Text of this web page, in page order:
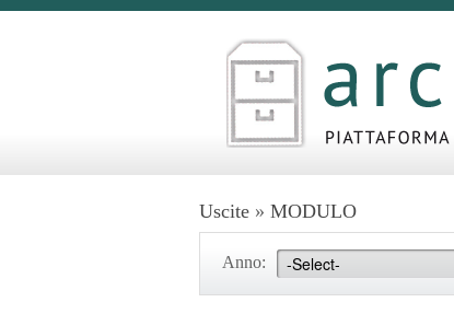
Uscite » MODULO
Anno: